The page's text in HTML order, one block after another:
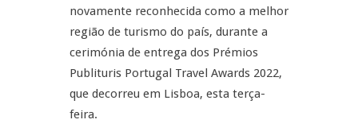
Sul
A Juiz Esclarece – Medidas a
executar no meio natural de
vida (II)
novamente reconhecida como a melhor
região de turismo do país, durante a
cerimónia de entrega dos Prémios
Publituris Portugal Travel Awards 2022,
que decorreu em Lisboa, esta terça-
feira.